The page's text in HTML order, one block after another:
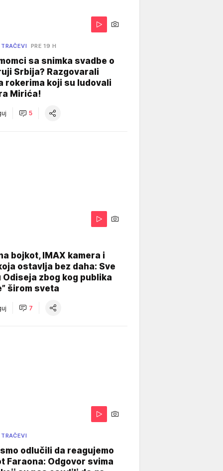
PRE 19 H
sa snimka svadbe o
Srbija? Razgovarali
rokerima koji su ludovali
Mirića!
5
bojkot, IMAX kamera i
ostavlja bez daha: Sve
Odiseja zbog kog publika
širom sveta
7
odlučili da reagujemo
Faraona: Odgovor svima